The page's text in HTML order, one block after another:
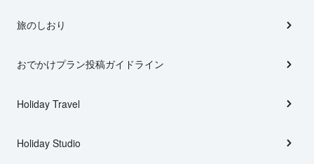
旅のしおり
おでかけプラン投稿ガイドライン
Holiday Travel
Holiday Studio